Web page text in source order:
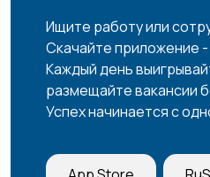
Ищите работу или
Скачайте приложение
Каждый день
размещайте вакансии
Успех начинается с